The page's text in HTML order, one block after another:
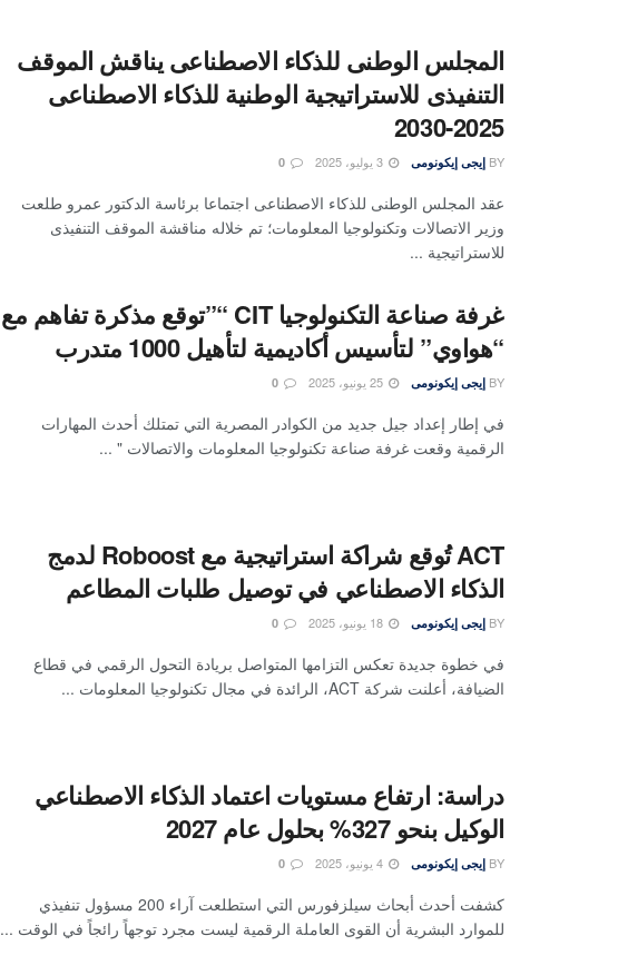
المجلس الوطنى للذكاء الاصطناعى يناقش الموقف
التنفيذى للاستراتيجية الوطنية للذكاء الاصطناعى
2025-2030
BY إيجى إيكونومى
عقد المجلس الوطنى للذكاء الاصطناعى اجتماعا برئاسة الدكتور عمرو طلعت
وزير الاتصالات وتكنولوجيا المعلومات؛ تم خلاله مناقشة الموقف التنفيذى
للاستراتيجية ...
غرفة صناعة التكنولوجيا CIT “”توقع مذكرة تفاهم مع
“هواوي” لتأسيس أكاديمية لتأهيل 1000 متدرب
BY إيجى إيكونومى
في إطار إعداد جيل جديد من الكوادر المصرية التي تمتلك أحدث المهارات
الرقمية وقعت غرفة صناعة تكنولوجيا المعلومات والاتصالات " ...
ACT تُوقع شراكة استراتيجية مع Roboost لدمج
الذكاء الاصطناعي في توصيل طلبات المطاعم
BY إيجى إيكونومى
في خطوة جديدة تعكس التزامها المتواصل بريادة التحول الرقمي في قطاع
الضيافة، أعلنت شركة ACT، الرائدة في مجال تكنولوجيا المعلومات ...
دراسة: ارتفاع مستويات اعتماد الذكاء الاصطناعي
الوكيل بنحو 327% بحلول عام 2027
BY إيجى إيكونومى
كشفت أحدث أبحاث سيلزفورس التي استطلعت آراء 200 مسؤول تنفيذي
للموارد البشرية أن القوى العاملة الرقمية ليست مجرد توجهاً رائجاً في الوقت ...